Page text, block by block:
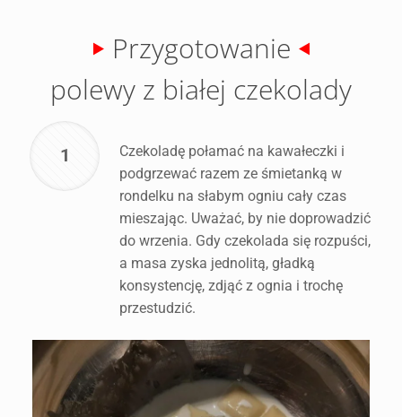
Przygotowanie
polewy z białej czekolady
1
Czekoladę połamać na kawałeczki i
podgrzewać razem ze śmietanką w
rondelku na słabym ogniu cały czas
mieszając. Uważać, by nie doprowadzić
do wrzenia. Gdy czekolada się rozpuści,
a masa zyska jednolitą, gładką
konsystencję, zdjąć z ognia i trochę
przestudzić.